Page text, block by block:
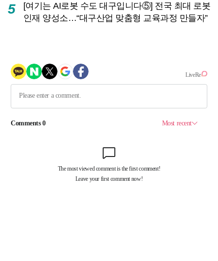
5
[여기는 AI로봇 수도 대구입니다⑤] 전국 최대 로봇
인재 양성소…“대구산업 맞춤형 교육과정 만들자”